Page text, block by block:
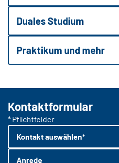
Duales Studium
Praktikum und mehr
Kontaktformular
* Pflichtfelder
Kontakt auswählen*
Anrede